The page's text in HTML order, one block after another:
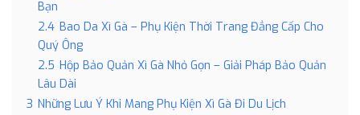
Bạn
2.4 Bao Da Xì Gà – Phụ Kiện Thời Trang Đẳng Cấp Cho
Quý Ông
2.5 Hộp Bảo Quản Xì Gà Nhỏ Gọn – Giải Pháp Bảo Quản
Lâu Dài
3 Những Lưu Ý Khi Mang Phụ Kiện Xì Gà Đi Du Lịch